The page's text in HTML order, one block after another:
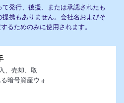
発行、後援、または承認されたも
携もありません。会社名およびそ
るためのみに使用されます。
、売却、取
暗号資産ウォ